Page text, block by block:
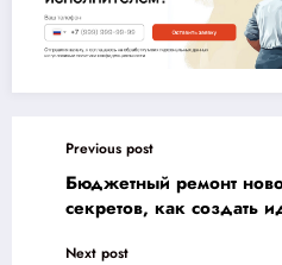
Previous post
Бюджетный ремонт
секретов, как создать
Next post